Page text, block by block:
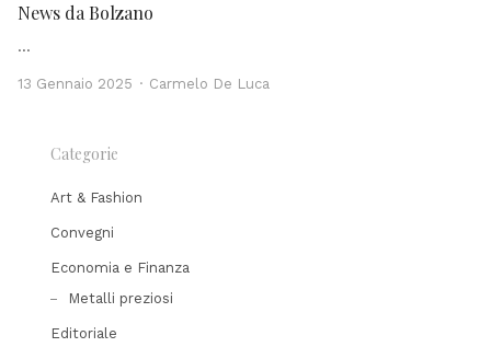
News da Bolzano
…
13 Gennaio 2025 Author
Carmelo De Luca
Categorie
Art & Fashion
Convegni
Economia e Finanza
Metalli preziosi
Editoriale